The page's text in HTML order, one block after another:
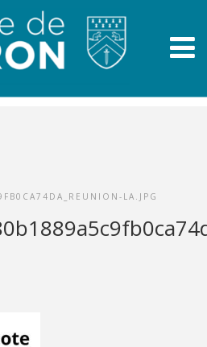
LA.JPG